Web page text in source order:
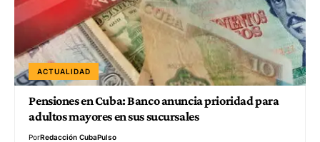
ACTUALIDAD
Pensiones en Cuba: Banco anuncia prioridad para
adultos mayores en sus sucursales
PorRedacción CubaPulso